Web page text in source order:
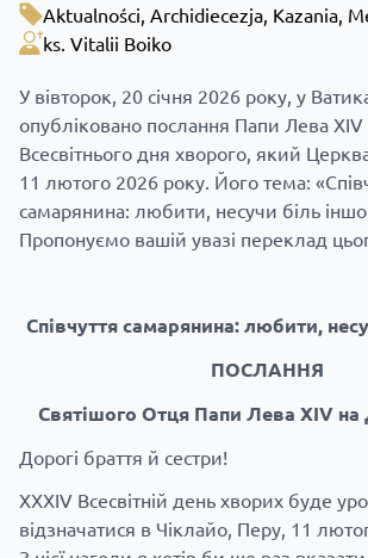
Aktualności, Archidiecezja, Kazania,
ks. Vitalii Boiko
У вівторок, 20 січня 2026 року, у
опубліковано послання Папи Лева XIV
Всесвітнього дня хворого, який
11 лютого 2026 року. Його тема:
самарянина: любити, несучи біль
Пропонуємо вашій увазі переклад
Співчуття самарянина: любити,
ПОСЛАННЯ
Святішого Отця Папи Лева XIV на
Дорогі браття й сестри!
XXXIV Всесвітній день хворих буде
відзначатися в Чіклайо, Перу, 11